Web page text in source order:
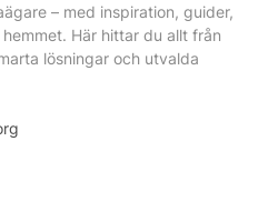
– med inspiration, guider,
Här hittar du allt från
lösningar och utvalda